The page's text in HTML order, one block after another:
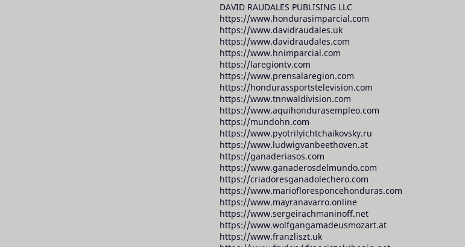
DAVID RAUDALES PUBLISING LLC
https://www.hondurasimparcial.com
https://www.davidraudales.uk
https://www.davidraudales.com
https://www.hnimparcial.com
https://laregiontv.com
https://www.prensalaregion.com
https://hondurassportstelevision.com
https://www.tnnwaldivision.com
https://www.aquihondurasempleo.com
https://mundohn.com
https://www.pyotrilyichtchaikovsky.ru
https://www.ludwigvanbeethoven.at
https://ganaderiasos.com
https://www.ganaderosdelmundo.com
https://criadoresganadolechero.com
https://www.mariofloresponcehonduras.com
https://www.mayranavarro.online
https://www.sergeirachmaninoff.net
https://www.wolfgangamadeusmozart.at
https://www.franzliszt.uk